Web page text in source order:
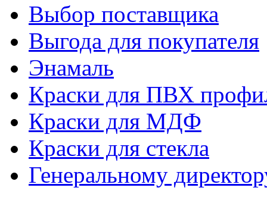
Выбор поставщика
Выгода для покупателя
Энамаль
Краски для ПВХ
Краски для МДФ
Краски для стекла
Генеральному